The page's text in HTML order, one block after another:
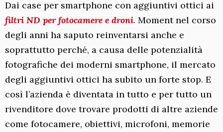
Dai case per smartphone con aggiuntivi ottici ai
filtri ND per fotocamere e droni. Moment nel corso
degli anni ha saputo reinventarsi anche e
soprattutto perché, a causa delle potenzialità
fotografiche dei moderni smartphone, il mercato
degli aggiuntivi ottici ha subito un forte stop. E
così l’azienda è diventata in tutto e per tutto un
rivenditore dove trovare prodotti di altre aziende
come fotocamere, obiettivi, microfoni, memorie